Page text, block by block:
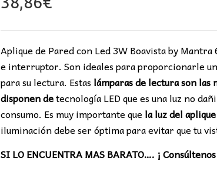
Aplique de Pared con Led 3W Boavista by
e interruptor. Son ideales para proporcionarle
para su lectura. Estas lámparas de lectura son las
disponen detecnología LED que es una luz no
consumo. Es muy importante quela luz del
iluminación debe ser óptima para evitar que tu
SI LO ENCUENTRA MAS BARATO…. ¡